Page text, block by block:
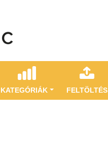
KATEGÓRIÁK FELTÖLTÉS